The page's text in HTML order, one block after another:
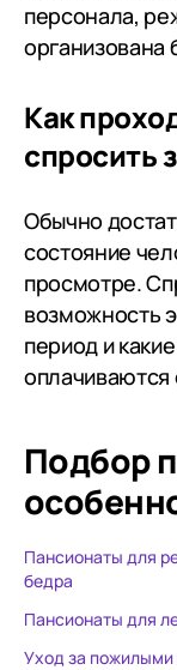
персонала,
организована
Как
спросить
Обычно
состояние
просмотре.
возможность
период и
оплачиваются
Подбор
Пансионаты для
бедра
Пансионаты для
Уход за пожилыми